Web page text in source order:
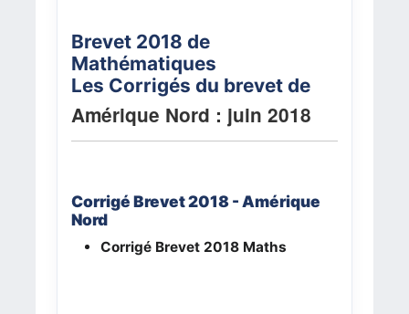
Brevet 2018 de
Mathématiques
Les Corrigés du brevet de
Amérique Nord : juin 2018
Corrigé Brevet 2018 - Amérique
Nord
Corrigé Brevet 2018 Maths